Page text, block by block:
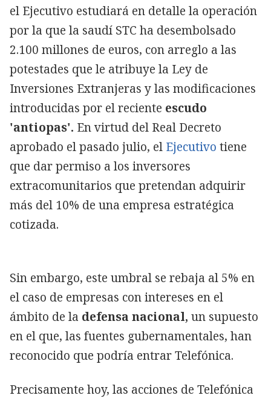
el Ejecutivo estudiará en detalle la operación
por la que la saudí STC ha desembolsado
2.100 millones de euros, con arreglo a las
potestades que le atribuye la Ley de
Inversiones Extranjeras y las modificaciones
introducidas por el reciente escudo
'antiopas'. En virtud del Real Decreto
aprobado el pasado julio, el Ejecutivo tiene
que dar permiso a los inversores
extracomunitarios que pretendan adquirir
más del 10% de una empresa estratégica
cotizada.
Sin embargo, este umbral se rebaja al 5% en
el caso de empresas con intereses en el
ámbito de la defensa nacional, un supuesto
en el que, las fuentes gubernamentales, han
reconocido que podría entrar Telefónica.
Precisamente hoy, las acciones de Telefónica